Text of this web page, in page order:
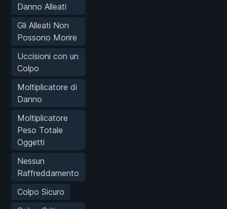
Danno Alleati
Gli Alleati Non
Possono Morire
Uccisioni con un
Colpo
Moltiplicatore di
Danno
Moltiplicatore
Peso Totale
Oggetti
Nessun
Raffreddamento
Colpo Sicuro